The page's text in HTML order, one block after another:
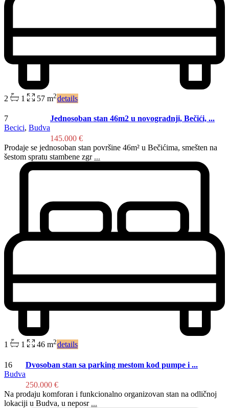
2 1 57 m2details
7
Becici, Budva
Jednosoban stan 46m2 u novogradnji, Bečići, ...
145.000 €
Prodaje se jednosoban stan površine 46m² u Bečićima, smešten na
šestom spratu stambene zgr ...
1 1 46 m2details
16
Budva
Dvosoban stan sa parking mestom kod pumpe i ...
250.000 €
Na prodaju komforan i funkcionalno organizovan stan na odličnoj
lokaciji u Budva, u neposr ...